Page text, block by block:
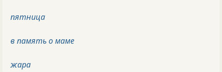
пятница
в память о маме
жара